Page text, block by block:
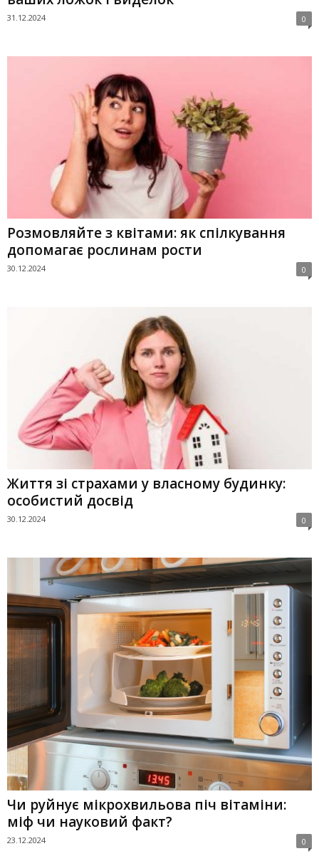
31.12.2024 0
Розмовляйте з квітами: як спілкування
допомагає рослинам рости
30.12.2024 0
Життя зі страхами у власному будинку:
особистий досвід
30.12.2024 0
Чи руйнує мікрохвильова піч вітаміни:
міф чи науковий факт?
23.12.2024 0